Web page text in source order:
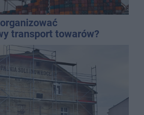
transport towarów?